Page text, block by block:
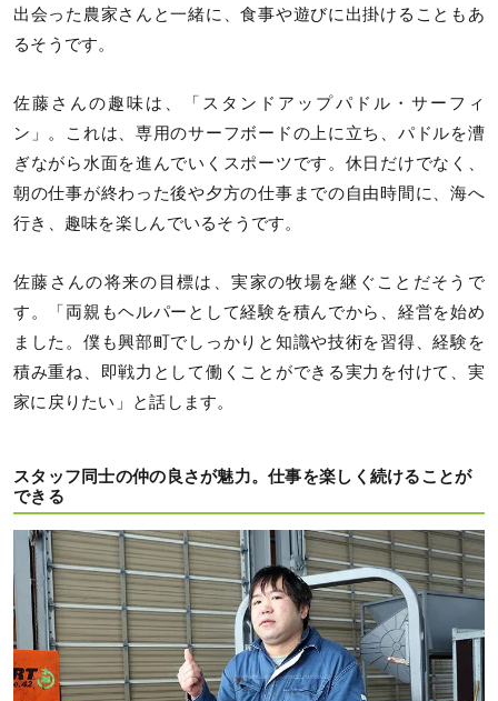
出会った農家さんと一緒に、食事や遊びに出掛けることもあ
るそうです。
佐藤さんの趣味は、「スタンドアップパドル・サーフィ
ン」。これは、専用のサーフボードの上に立ち、パドルを漕
ぎながら水面を進んでいくスポーツです。休日だけでなく、
朝の仕事が終わった後や夕方の仕事までの自由時間に、海へ
行き、趣味を楽しんでいるそうです。
佐藤さんの将来の目標は、実家の牧場を継ぐことだそうで
す。「両親もヘルパーとして経験を積んでから、経営を始め
ました。僕も興部町でしっかりと知識や技術を習得、経験を
積み重ね、即戦力として働くことができる実力を付けて、実
家に戻りたい」と話します。
スタッフ同士の仲の良さが魅力。仕事を楽しく続けることが
できる